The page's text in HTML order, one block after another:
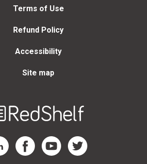
Terms of Use
Refund Policy
Accessibility
Site map
LinkedIn Page
RedShelf Facebook Page
RedShelf YouTube Page
RedShelf Twitter Page